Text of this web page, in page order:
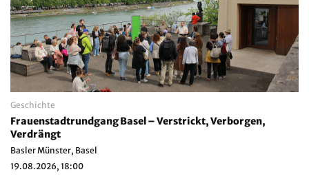
Geschichte
Frauenstadtrundgang Basel – Verstrickt, Verborgen,
Verdrängt
Basler Münster, Basel
19.08.2026, 18:00